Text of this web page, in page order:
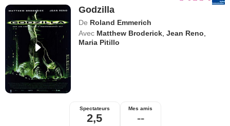
Godzilla
De Roland Emmerich
Avec Matthew Broderick ,Jean Reno
Maria Pitillo
Spectateurs
2,5
Mes amis
--